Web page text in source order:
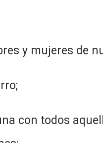
y mujeres de
con todos